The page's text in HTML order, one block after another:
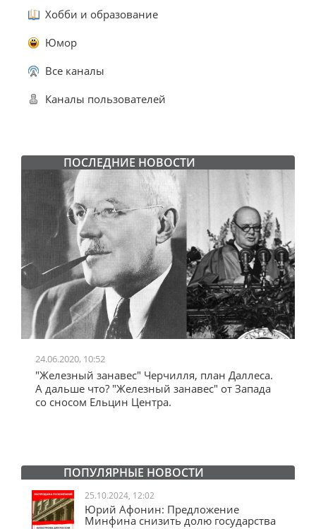
Хобби и образование
Юмор
Все каналы
Каналы пользователей
ПОСЛЕДНИЕ НОВОСТИ
24.06.2020, 10:52
"Железный занавес" Черчилля, план Даллеса.
А дальше что? "Железный занавес" от Запада
со сносом Ельцин Центра.
ПОПУЛЯРНЫЕ НОВОСТИ
25.10.2024, 12:02
Юрий Афонин: Предложение
Минфина снизить долю государства